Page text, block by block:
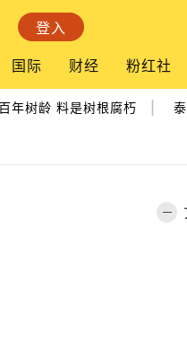
登入
国际 财经 粉红社
树龄 料是树根腐朽 泰